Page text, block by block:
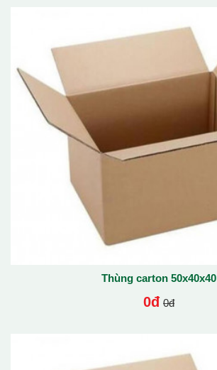
Thùng carton 50x40x40
0đ 0đ